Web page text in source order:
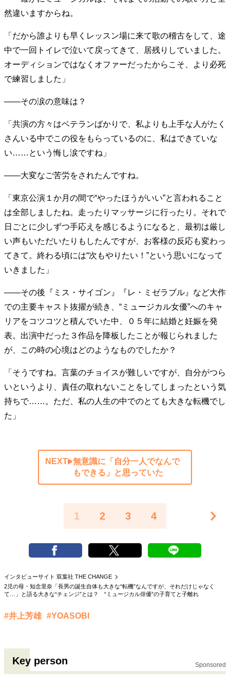
然違いますからね。
「だから誰よりも早くレッスン場に来て歌の稽古をして、途
中で一回トイレで泣いて戻ってきて、居残りしていました。
オーディションではなくオファーだったからこそ、より必死
で練習しました」
――その涙の意味は？
「共演の方々はベテランばかりで、私よりも上手な人がたく
さんいる中でこの役をもらっているのに、私はできていな
い……という悔し涙ですね」
――大変なご苦労をされたんですね。
「東京公演１か月の間で“やったほうがいい”と言われること
は全部しましたね。走ったりマッサージに行ったり。それで
日ごとに少しずつ手応えを感じるようになると、最初は厳し
い声もいただいたりもしたんですが、お客様の反応も変わっ
てきて。終わる頃には“次もやりたい！”という思いになって
いきました」
――その後『ミス・サイゴン』『レ・ミゼラブル』など大作
での主要キャスト抜擢が続き、“ミュージカル女優”へのキャ
リアをコツコツと積んでいた中、０５年に結婚と妊娠を発
表。出演中だった３作品を降板したことが報じられました
が、この時の心境はどのようなものでしたか？
「そうですね。言葉のチョイスが難しいですが、自分がつら
いというより、責任の取れないことをしてしまったという気
持ちで……。ただ、私の人生の中でのとても大きな転機でし
た」
NEXT
無意識に「自分一人でなんで
もできる」と思っていた
1 2 3 4
インタビューサイト 双葉社 THE CHANGE
2児の母・知念里奈「長男の誕生自体も大きな“転機”なんですが、それだけじゃなく
て…」と語る大きな“チェンジ”とは？ “ミュージカル俳優”の子育てと子離れ
#井上芳雄 #YOASOBI
Key person Sponsored